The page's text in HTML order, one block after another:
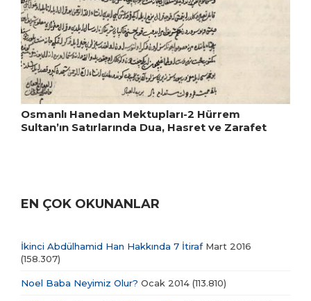
Osmanlı Hanedan Mektupları-2 Hürrem
Sultan’ın Satırlarında Dua, Hasret ve Zarafet
EN ÇOK OKUNANLAR
İkinci Abdülhamid Han Hakkında 7 İtirafMart 2016
(158.307)
Noel Baba Neyimiz Olur? Ocak 2014 (113.810)